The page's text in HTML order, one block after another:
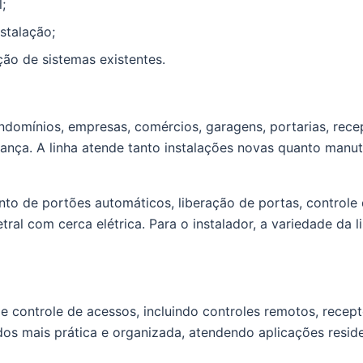
de sistemas existentes.
empresas, comércios, garagens, portarias,
A linha atende tanto instalações novas quanto
de portões automáticos, liberação de portas,
com cerca elétrica. Para o instalador, a variedade
controle de acessos, incluindo controles remotos,
mais prática e organizada, atendendo aplicações